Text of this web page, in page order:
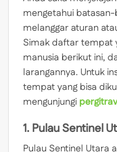
mengetahui
melanggar aturan
Simak daftar tempat
manusia berikut ini,
larangannya. Untuk
tempat yang bisa
mengunjungi
1. Pulau Sentinel
Pulau Sentinel Utara